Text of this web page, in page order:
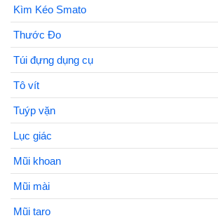
Kìm Kéo Smato
Thước Đo
Túi đựng dụng cụ
Tô vít
Tuýp vặn
Lục giác
Mũi khoan
Mũi mài
Mũi taro